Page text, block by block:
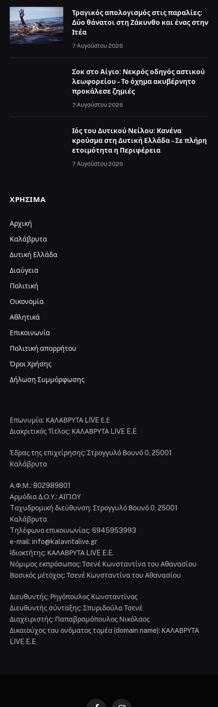
Τραγικός απολογισμός στις παραλίες:
Δύο θάνατοι στη Ζάκυνθο και ένας στην
Ιτέα
7 Αυγούστου 2026
Σοκ στο Αίγιο: Νεκρός οδηγός αστικού
λεωφορείου – Το όχημα ακυβέρνητο
προκάλεσε ζημιές
7 Αυγούστου 2026
Ιός του Δυτικού Νείλου: Κανένα
κρούσμα στη Δυτική Ελλάδα – Σε πλήρη
ετοιμότητα η Περιφέρεια
7 Αυγούστου 2026
ΧΡΉΣΙΜΑ
Αρχική
Καλάβρυτα
Δυτική Ελλάδα
Διαύγεια
Πολιτική
Οικονομία
Αθλητικά
Επικοινωνία
Πολιτική απορρήτου
Όροι Χρήσης
Δήλωση Συμμόρφωσης
Επωνυμία: ΚΑΛΑΒΡΥΤΑ LIVE Ε.Ε
Διακριτικός Τίτλος: ΚΑΛΑΒΡΥΤΑ LIVE E.E
Έδρας της επιχείρησης: Στρογγυλό Βουνό 0, 25001
Καλάβρυτα
Α.Φ.Μ.: 802989801
Αρμόδια Δ.Ο.Υ.: ΑΙΓΙΟΥ
Tαχυδρομική διεύθυνση: Στρογγυλό Βουνό 0, 25001
Καλάβρυτα
Tηλέφωνο επικοινωνίας: 6945953993
e-mail: info@kalavritalive.gr
Iδιοκτήτης: ΚΑΛΑΒΡΥΤΑ LIVE E.E.
Νόμιμος εκπρόσωπος: Τσενέ Κωνσταντίνα του Αθανασίου
Βασικός μέτοχος: Τσενέ Κωνσταντίνα του Αθανασίου
Διευθυντής: Ρηγόπουλος Κωνσταντίνος
Διευθυντής σύνταξης: Σπυριδούλα Τσενέ
Διαχειριστής: Παπαβραμόπουλος Νικόλαος
Δικαιούχος του ονόματος τομέα (domain name): ΚΑΛΑΒΡΥΤΑ
LIVE E.E